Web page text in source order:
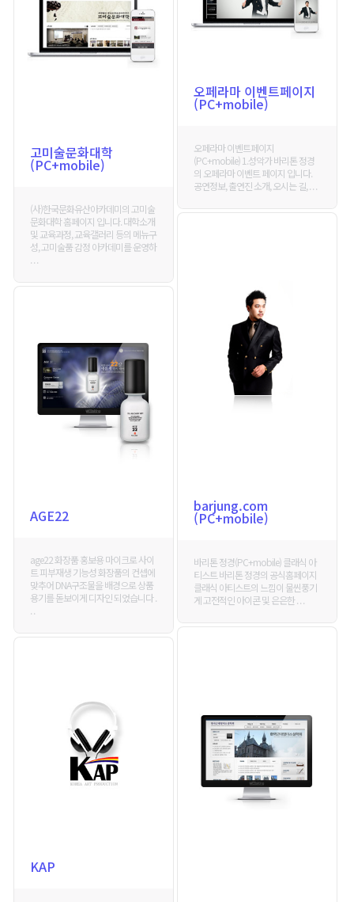
고미술문화대학
(PC+mobile)
(사)한국문화유산아카데미의 고미술
문화대학 홈페이지 입니다. 대학소개
및 교육과정, 교육갤러리 등의 메뉴구
성, 고미술품 감정 아카데미를 운영하
. . .
오페라마 이벤트페이지
(PC+mobile)
오페라마 이벤트페이지
(PC+mobile) 1.성악가 바리톤 정경
의 오페라마 이벤트 페이지 입니다.
공연정보, 출연진 소개, 오시는 길, . . .
barjung.com
(PC+mobile)
바리톤 정경(PC+mobile) 클래식 아
티스트 바리톤 정경의 공식홈페이지
클래식 아티스트의 느낌이 물씬풍기
게 고전적인 아이콘 및 은은한 . . .
AGE22
age22 화장품 홍보용 마이크로 사이
트 피부재생 기능성 화장품의 컨셉에
맞추어 DNA구조물을 배경으로 상품
용기를 돋보이게 디자인 되었습니다 .
. .
KAP